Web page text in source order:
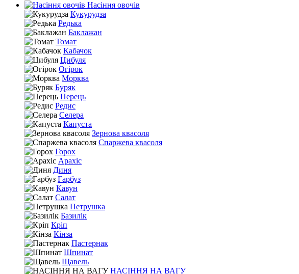
Насіння овочів
Кукурудза
Редька
Баклажан
Томат
Кабачок
Цибуля
Огірок
Морква
Буряк
Перець
Редис
Селера
Капуста
Зернова квасоля
Спаржева квасоля
Горох
Арахіс
Диня
Гарбуз
Кавун
Салат
Петрушка
Базилік
Кріп
Кінза
Пастернак
Шпинат
Щавель
НАСІННЯ НА ВАГУ